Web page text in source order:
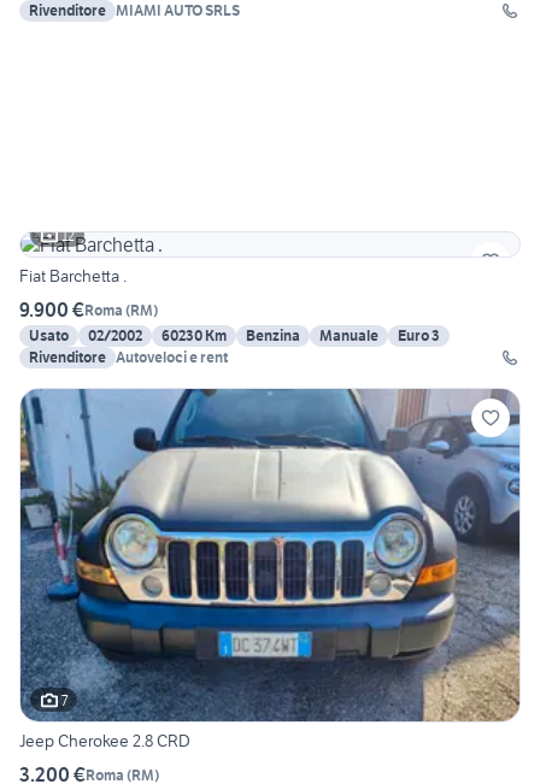
Rivenditore MIAMI AUTO SRLS
12
Fiat Barchetta .
9.900 €Roma (RM)
Usato
02/2002 60230 Km Benzina Manuale
Euro 3
Rivenditore Autoveloci e rent
7
Jeep Cherokee 2.8 CRD
3.200 €Roma (RM)